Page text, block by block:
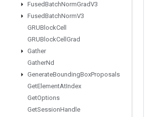
FusedBatchNormGradV3
FusedBatchNormV3
GRUBlockCell
GRUBlockCell Grad
Gather
GatherNd
GenerateBoundingBoxProposals
GetElementAtIndex
GetOptions
GetSessionHandle